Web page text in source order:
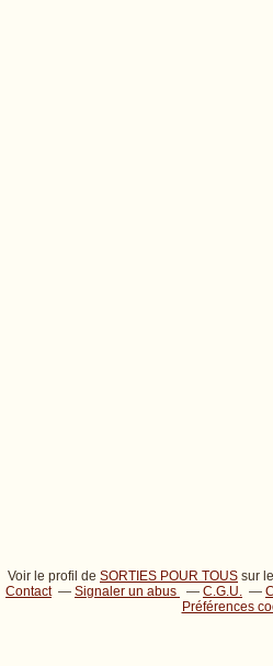
Voir le profil de SORTIES POUR TOUS sur
Contact
Signaler un abus C.G.U.
Préférences